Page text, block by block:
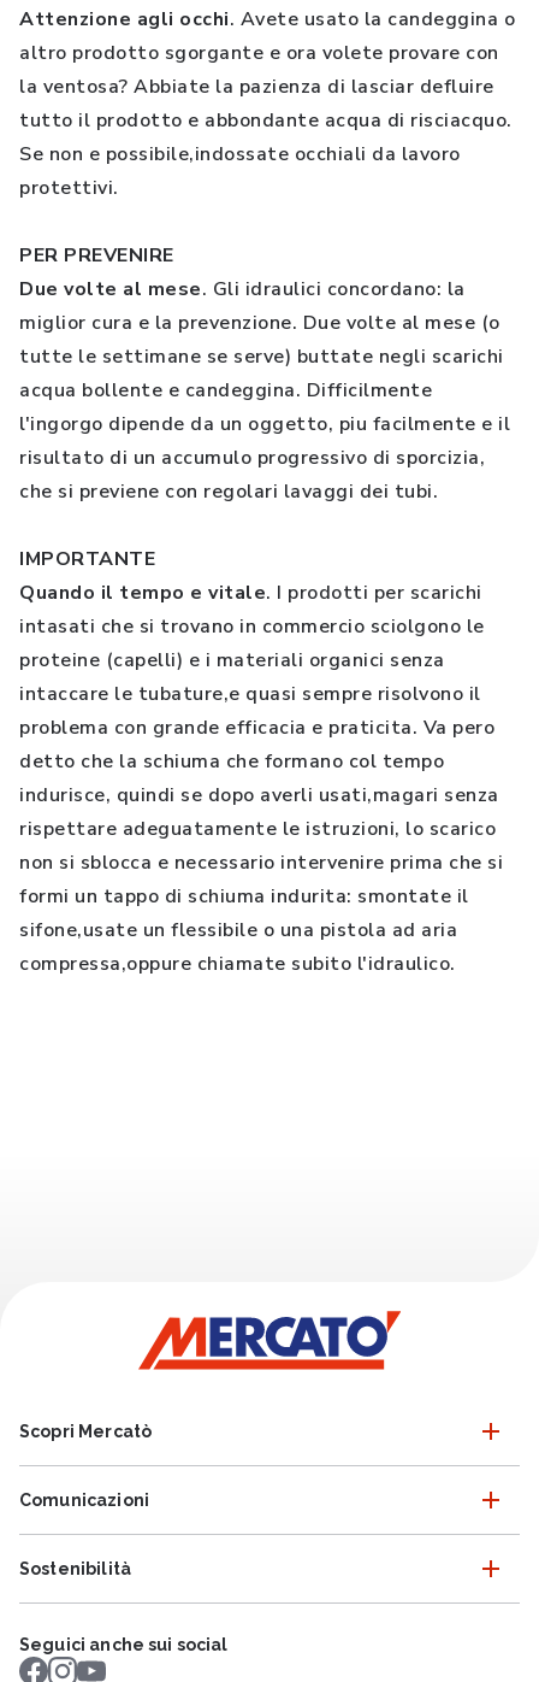
Attenzione agli occhi. Avete usato la candeggina o
altro prodotto sgorgante e ora volete provare con
la ventosa? Abbiate la pazienza di lasciar defluire
tutto il prodotto e abbondante acqua di risciacquo.
Se non e possibile,indossate occhiali da lavoro
protettivi.
PER PREVENIRE
Due volte al mese. Gli idraulici concordano: la
miglior cura e la prevenzione. Due volte al mese (o
tutte le settimane se serve) buttate negli scarichi
acqua bollente e candeggina. Difficilmente
l'ingorgo dipende da un oggetto, piu facilmente e il
risultato di un accumulo progressivo di sporcizia,
che si previene con regolari lavaggi dei tubi.
IMPORTANTE
Quando il tempo e vitale. I prodotti per scarichi
intasati che si trovano in commercio sciolgono le
proteine (capelli) e i materiali organici senza
intaccare le tubature,e quasi sempre risolvono il
problema con grande efficacia e praticita. Va pero
detto che la schiuma che formano col tempo
indurisce, quindi se dopo averli usati,magari senza
rispettare adeguatamente le istruzioni, lo scarico
non si sblocca e necessario intervenire prima che si
formi un tappo di schiuma indurita: smontate il
sifone,usate un flessibile o una pistola ad aria
compressa,oppure chiamate subito l'idraulico.
Scopri Mercatò
Comunicazioni
Sostenibilità
Seguici anche sui social